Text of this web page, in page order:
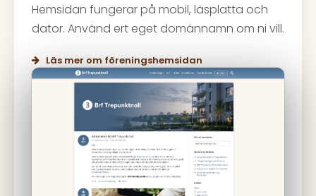
Hemsidan fungerar på mobil, läsplatta och
dator. Använd ert eget domännamn om ni vill.
Läs mer om föreningshemsidan